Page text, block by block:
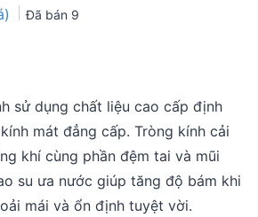
Đã bán 9
sử dụng chất liệu cao cấp định
mát đẳng cấp. Tròng kính cải
khí cùng phần đệm tai và mũi
su ưa nước giúp tăng độ bám khi
mái và ổn định tuyệt vời.